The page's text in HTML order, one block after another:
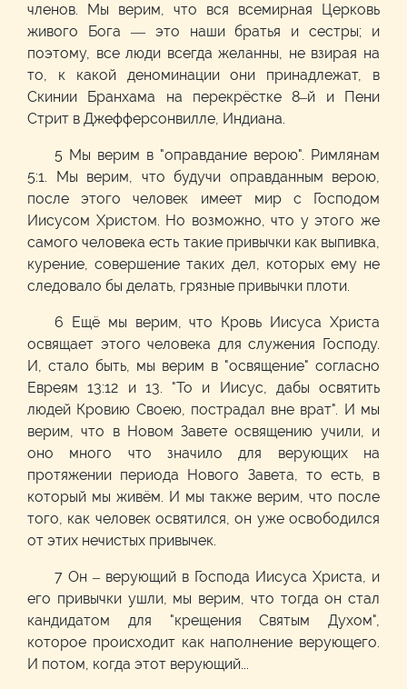
членов. Мы верим, что вся всемирная Церковь
живого Бога –– это наши братья и сестры; и
поэтому, все люди всегда желанны, не взирая на
то, к какой деноминации они принадлежат, в
Скинии Бранхама на перекрёстке 8–й и Пени
Стрит в Джефферсонвилле, Индиана.
5 Мы верим в "оправдание верою". Римлянам
5:1. Мы верим, что будучи оправданным верою,
после этого человек имеет мир с Господом
Иисусом Христом. Но возможно, что у этого же
самого человека есть такие привычки как выпивка,
курение, совершение таких дел, которых ему не
следовало бы делать, грязные привычки плоти.
6 Ещё мы верим, что Кровь Иисуса Христа
освящает этого человека для служения Господу.
И, стало быть, мы верим в "освящение" согласно
Евреям 13:12 и 13. "То и Иисус, дабы освятить
людей Кровию Своею, пострадал вне врат". И мы
верим, что в Новом Завете освящению учили, и
оно много что значило для верующих на
протяжении периода Нового Завета, то есть, в
который мы живём. И мы также верим, что после
того, как человек освятился, он уже освободился
от этих нечистых привычек.
7 Он – верующий в Господа Иисуса Христа, и
его привычки ушли, мы верим, что тогда он стал
кандидатом для "крещения Святым Духом",
которое происходит как наполнение верующего.
И потом, когда этот верующий...